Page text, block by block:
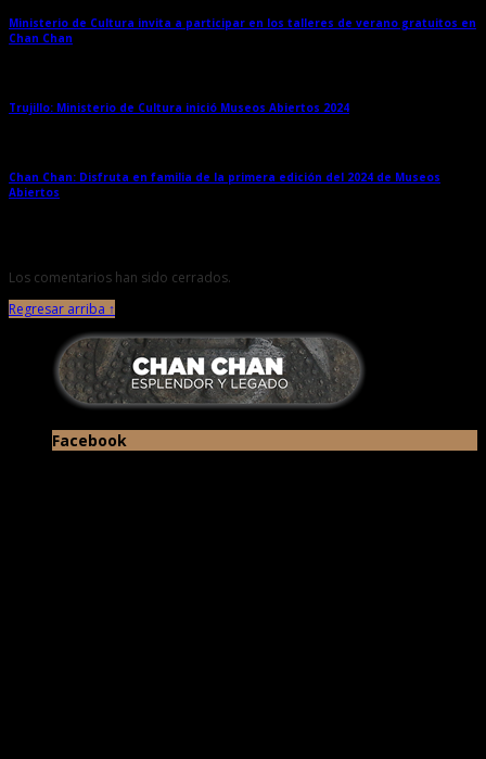
Ministerio de Cultura invita a participar en los talleres de verano gratuitos en
Chan Chan
Trujillo: Ministerio de Cultura inició Museos Abiertos 2024
Chan Chan: Disfruta en familia de la primera edición del 2024 de Museos
Abiertos
Los comentarios han sido cerrados.
Regresar arriba ↑
Facebook